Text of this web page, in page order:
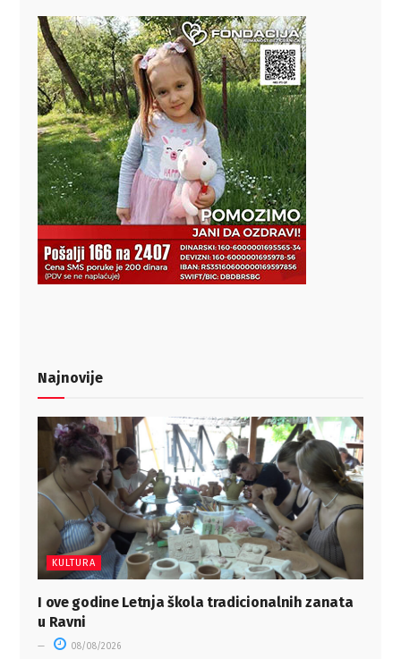
Najnovije
KULTURA
I ove godine Letnja škola tradicionalnih zanata
u Ravni
08/08/2026